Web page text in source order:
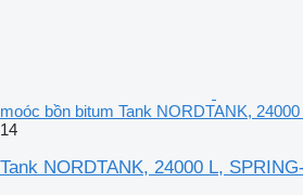
moóc bồn bitum Tank NORDTANK,
14
Tank NORDTANK, 24000 L,